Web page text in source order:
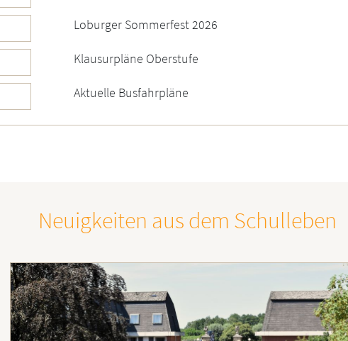
Loburger Sommerfest 2026
Klausurpläne Oberstufe
Aktuelle Busfahrpläne
Neuigkeiten aus dem Schulleben